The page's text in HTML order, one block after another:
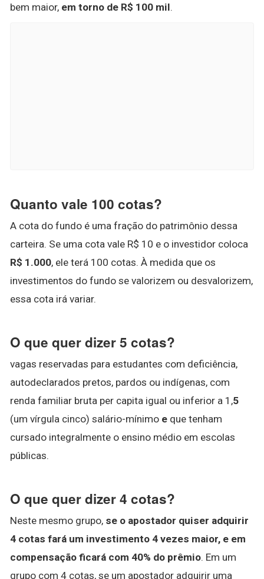
bem maior, em torno de R$ 100 mil.
Quanto vale 100 cotas?
A cota do fundo é uma fração do patrimônio dessa
carteira. Se uma cota vale R$ 10 e o investidor coloca
R$ 1.000, ele terá 100 cotas. À medida que os
investimentos do fundo se valorizem ou desvalorizem,
essa cota irá variar.
O que quer dizer 5 cotas?
vagas reservadas para estudantes com deficiência,
autodeclarados pretos, pardos ou indígenas, com
renda familiar bruta per capita igual ou inferior a 1,5
(um vírgula cinco) salário-mínimo e que tenham
cursado integralmente o ensino médio em escolas
públicas.
O que quer dizer 4 cotas?
Neste mesmo grupo, se o apostador quiser adquirir
4 cotas fará um investimento 4 vezes maior, e em
compensação ficará com 40% do prêmio. Em um
grupo com 4 cotas, se um apostador adquirir uma